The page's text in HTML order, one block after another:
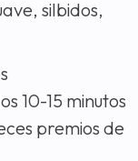
silbidos,
10-15 minutos
premios de